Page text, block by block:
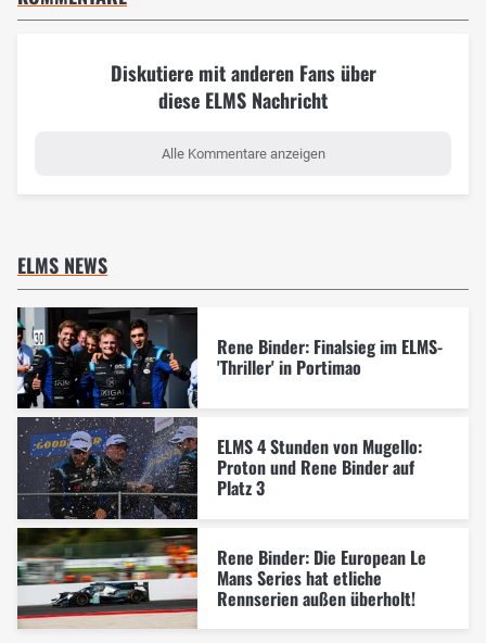
Diskutiere mit anderen Fans über
diese ELMS Nachricht
Alle Kommentare anzeigen
ELMS NEWS
Rene Binder: Finalsieg im ELMS-
'Thriller' in Portimao
ELMS 4 Stunden von Mugello:
Proton und Rene Binder auf
Platz 3
Rene Binder: Die European Le
Mans Series hat etliche
Rennserien außen überholt!